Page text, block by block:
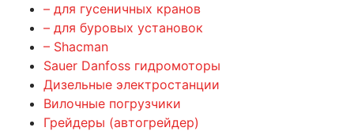
– для гусеничных кранов
– для буровых установок
– Shacman
Sauer Danfoss гидромоторы
Дизельные электростанции
Вилочные погрузчики
Грейдеры (автогрейдер)